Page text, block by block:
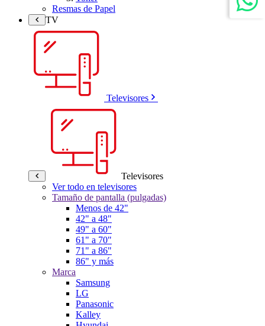
Resmas de Papel
TV
Televisores
Televisores
Ver todo en televisores
Tamaño de pantalla (pulgadas)
Menos de 42"
42" a 48"
49" a 60"
61" a 70"
71" a 86"
86" y más
Marca
Samsung
LG
Panasonic
Kalley